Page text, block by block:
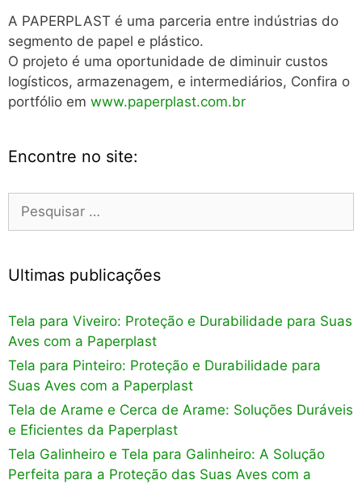
A PAPERPLAST é uma parceria entre indústrias do
segmento de papel e plástico.
O projeto é uma oportunidade de diminuir custos
logísticos, armazenagem, e intermediários, Confira o
portfólio em www.paperplast.com.br
Encontre no site:
Pesquisar
Ultimas publicações
Tela para Viveiro: Proteção e Durabilidade para Suas
Aves com a Paperplast
Tela para Pinteiro: Proteção e Durabilidade para
Suas Aves com a Paperplast
Tela de Arame e Cerca de Arame: Soluções Duráveis
e Eficientes da Paperplast
Tela Galinheiro e Tela para Galinheiro: A Solução
Perfeita para a Proteção das Suas Aves com a